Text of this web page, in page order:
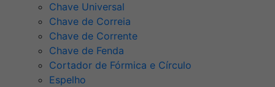
Chave Universal
Chave de Correia
Chave de Corrente
Chave de Fenda
Cortador de Fórmica e Círculo
Espelho